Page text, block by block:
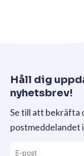
Håll dig
nyhetsbrev!
Se till att bekräfta
postmeddelandet